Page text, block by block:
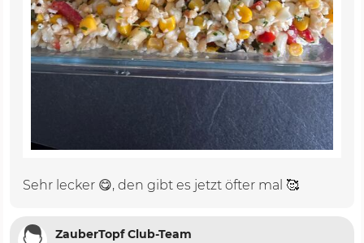
Sehr lecker 😋, den gibt es jetzt öfter mal 🥰
ZauberTopf Club-Team